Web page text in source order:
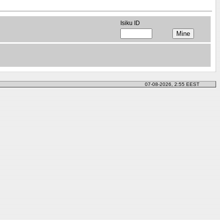
Isiku ID
07-08-2026, 2:55 EEST